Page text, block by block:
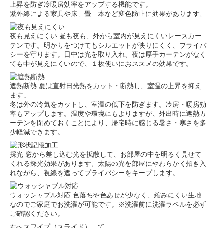
上昇を防ぎ冷暖房効率をアップする機能です。
紫外線による家具や床、畳、本など変色防止に効果があります。
夜も見えにくい 昼も夜も、外から室内が見えにくいレースカー
テンです。明かりをつけてもシルエットが映りにくく、プライバ
シーを守ります。日中は光を取り入れ、夜は厚手カーテンがなく
ても中が見えにくいので、１枚使いにおススメの効果です。
遮熱断熱 夏は直射日光熱をカット・断熱し、室温の上昇を抑え
ます。
冬は外の冷気をカットし、室温の低下を防ぎます。冷房・暖房効
率もアップします。温度や環境にもよりますが、外出時に遮熱カ
ーテンを閉めておくことにより、帰宅時に感じる暑さ・寒さを多
少軽減できます。
採光 窓から差し込む光を拡散して、お部屋の中を明るく見せて
くれる採光効果があります。太陽の光を部屋にやわらかく招き入
れながら、視線を遮ってプライバシーをキープします。
ウォッシャブル対応 色落ちや色あせが少なく、縮みにくい生地
なのでご家庭でお洗濯が可能です。※洗濯前に洗濯ラベルを必ず
ご確認ください。